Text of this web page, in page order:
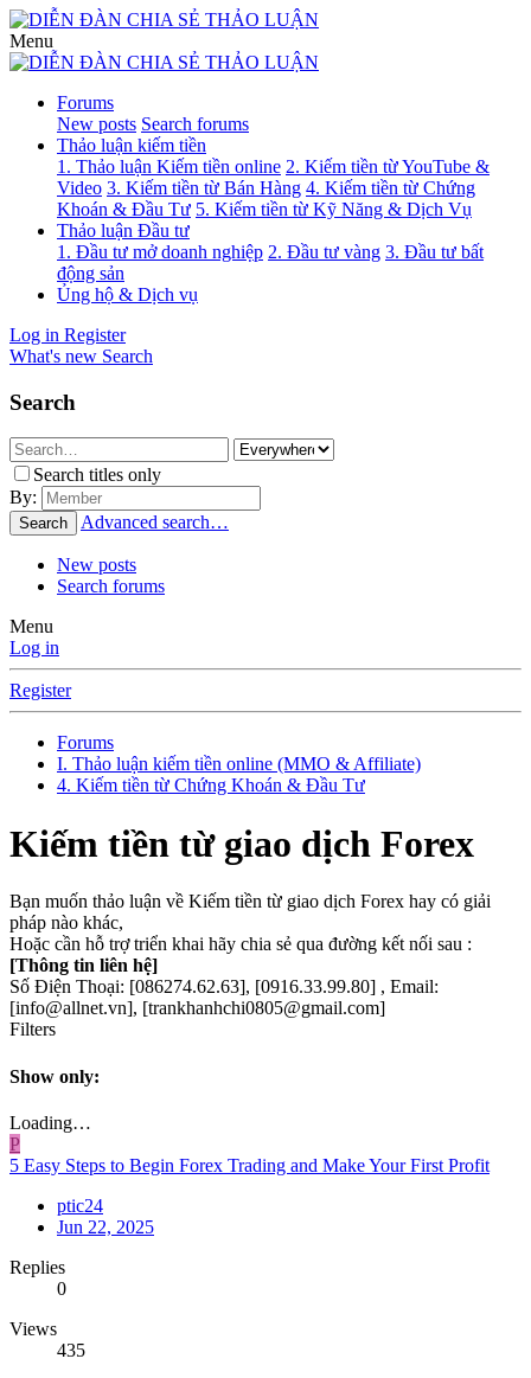
Menu
Forums
New posts Search forums
Thảo luận kiếm tiền
1. Thảo luận Kiếm tiền online 2. Kiếm tiền từ YouTube &
Video 3. Kiếm tiền từ Bán Hàng 4. Kiếm tiền từ Chứng
Khoán & Đầu Tư 5. Kiếm tiền từ Kỹ Năng & Dịch Vụ
Thảo luận Đầu tư
1. Đầu tư mở doanh nghiệp 2. Đầu tư vàng 3. Đầu tư bất
động sản
Ủng hộ & Dịch vụ
Log in Register
What's new Search
Search
Search titles only
By:
Search Advanced search…
New posts
Search forums
Menu
Log in
Register
Forums
I. Thảo luận kiếm tiền online (MMO & Affiliate)
4. Kiếm tiền từ Chứng Khoán & Đầu Tư
Kiếm tiền từ giao dịch Forex
Bạn muốn thảo luận về Kiếm tiền từ giao dịch Forex hay có giải
pháp nào khác,
Hoặc cần hỗ trợ triển khai hãy chia sẻ qua đường kết nối sau :
[Thông tin liên hệ]
Số Điện Thoại: [086274.62.63], [0916.33.99.80] , Email:
[info@allnet.vn], [trankhanhchi0805@gmail.com]
Filters
Show only:
Loading…
P
5 Easy Steps to Begin Forex Trading and Make Your First Profit
ptic24
Jun 22, 2025
Replies
0
Views
435